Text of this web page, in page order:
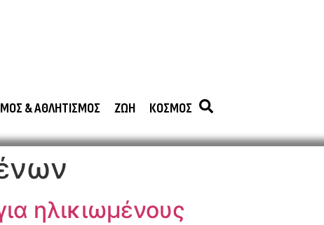
& ΑΘΛΗΤΙΣΜΟΣ ΖΩΗ ΚΟΣΜΟΣ
ηλικιωμένους